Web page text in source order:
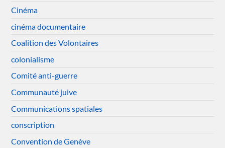
Cinéma
cinéma documentaire
Coalition des Volontaires
colonialisme
Comité anti-guerre
Communauté juive
Communications spatiales
conscription
Convention de Genève